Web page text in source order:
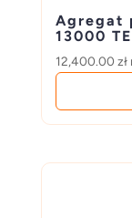
Agregat
13000 TE
12,400.00 zł